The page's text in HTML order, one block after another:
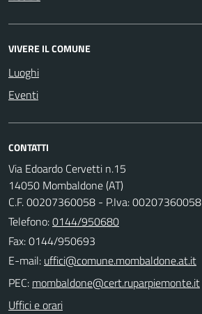
VIVERE IL COMUNE
Luoghi
Eventi
CONTATTI
Via Edoardo Cervetti n.15
14050 Mombaldone (AT)
C.F. 00207360058 - P.Iva: 00207360058
Telefono:0144/950680
Fax: 0144/950693
E-mail:
PEC:
Uffici e orari